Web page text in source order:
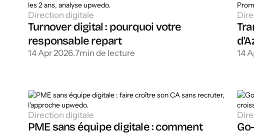
Direction digitale
Turnover digital : pourquoi votre
responsable repart
14 Apr 2026.7min de lecture 14
Direction digitale
PME sans équipe digitale : comment